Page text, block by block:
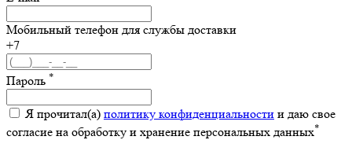
Мобильный телефон для службы доставки
+7
Пароль *
Я прочитал(а) политику конфиденциальности и даю свое
согласие на обработку и хранение персональных данных*